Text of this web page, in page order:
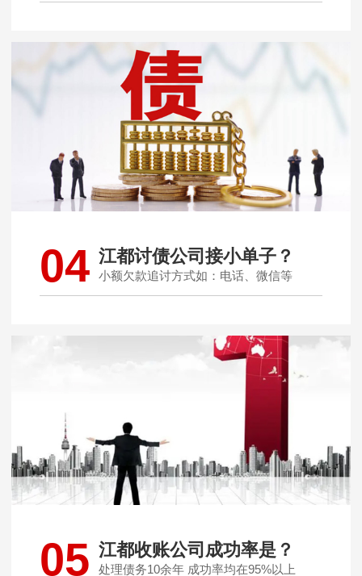
04 江都讨债公司接小单子？
小额欠款追讨方式如：电话、微信等
05 江都收账公司成功率是？
处理债务10余年 成功率均在95%以上